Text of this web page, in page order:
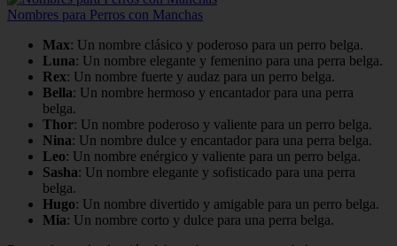
Nombres para Perros con Manchas
Max: Un nombre clásico y poderoso para un perro belga.
Luna: Un nombre elegante y femenino para una perra belga.
Rex: Un nombre fuerte y audaz para un perro belga.
Bella: Un nombre hermoso y encantador para una perra
belga.
Thor: Un nombre poderoso y valiente para un perro belga.
Nina: Un nombre dulce y encantador para una perra belga.
Leo: Un nombre enérgico y valiente para un perro belga.
Sasha: Un nombre elegante y sofisticado para una perra
belga.
Hugo: Un nombre divertido y amigable para un perro belga.
Mia: Un nombre corto y dulce para una perra belga.